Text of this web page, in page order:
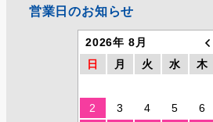
営業日のお知らせ
2026年 8月
日
月 火 水 木
2
3 4 5 6